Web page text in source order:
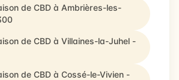
de CBD à Ambrières-les-
de CBD à Villaines-la-Juhel -
de CBD à Cossé-le-Vivien -